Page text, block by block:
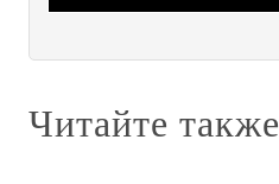
Читайте также